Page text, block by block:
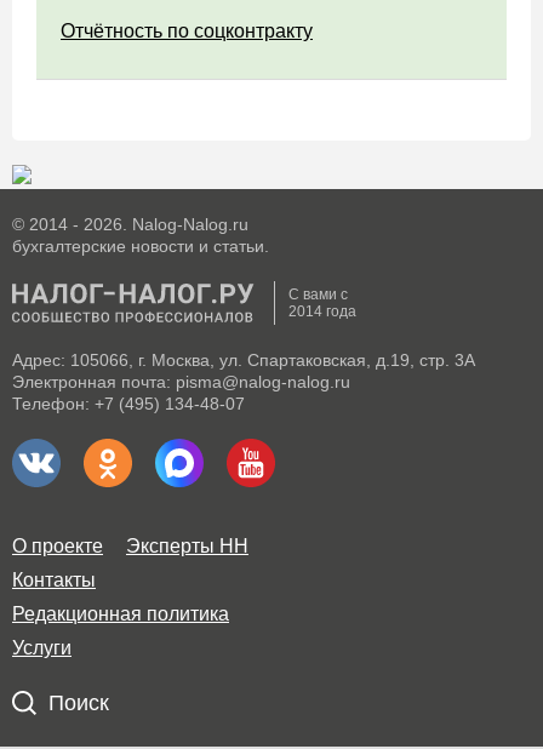
Отчётность по соцконтракту
© 2014 - 2026. Nalog-Nalog.ru
бухгалтерские новости и статьи.
С вами с
2014 года
Адрес: 105066, г. Москва, ул. Спартаковская, д.19, стр. 3А
Электронная почта: pisma@nalog-nalog.ru
Телефон: +7 (495) 134-48-07
О проекте
Эксперты НН
Контакты
Редакционная политика
Услуги
Поиск